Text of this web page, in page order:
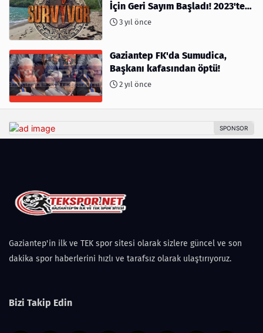
İçin Geri Sayım Başladı! 2023'te
kimler var?
3 yıl önce
Gaziantep FK'da Sumudica,
Başkanı kafasından öptü!
2 yıl önce
Gaziantep'in ilk ve TEK spor sitesi olarak sizlere güncel ve son
dakika spor haberlerini hızlı ve tarafsız olarak ulaştırıyoruz.
Bizi Takip Edin